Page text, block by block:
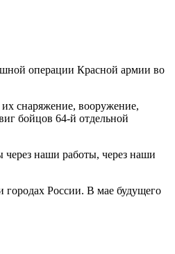
операции Красной армии во
снаряжение, вооружение,
бойцов 64-й отдельной
наши работы, через наши
городах России. В мае будущего